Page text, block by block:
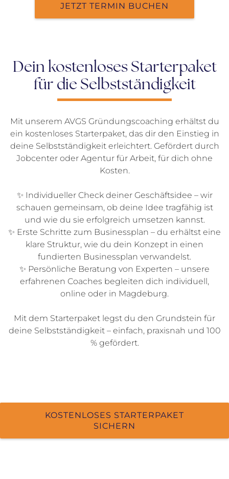
JETZT TERMIN BUCHEN
Dein kostenloses Starterpaket
für die Selbstständigkeit
Mit unserem AVGS Gründungscoaching erhältst du
ein kostenloses Starterpaket, das dir den Einstieg in
deine Selbstständigkeit erleichtert. Gefördert durch
Jobcenter oder Agentur für Arbeit, für dich ohne
Kosten.
✨ Individueller Check deiner Geschäftsidee – wir
schauen gemeinsam, ob deine Idee tragfähig ist
und wie du sie erfolgreich umsetzen kannst.
✨ Erste Schritte zum Businessplan – du erhältst eine
klare Struktur, wie du dein Konzept in einen
fundierten Businessplan verwandelst.
✨ Persönliche Beratung von Experten – unsere
erfahrenen Coaches begleiten dich individuell,
online oder in Magdeburg.
Mit dem Starterpaket legst du den Grundstein für
deine Selbstständigkeit – einfach, praxisnah und 100
% gefördert.
KOSTENLOSES STARTERPAKET
SICHERN